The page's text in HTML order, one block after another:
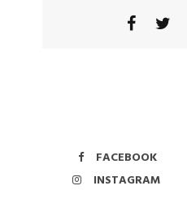
FACEBOOK
INSTAGRAM